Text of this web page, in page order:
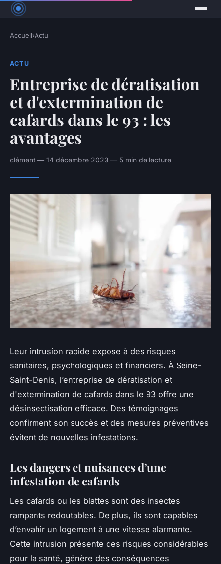
Accueil›Actu
ACTU
Entreprise de dératisation
et d'extermination de
cafards dans le 93 : les
avantages
clément — 14 décembre 2023 — 5 min de lecture
Leur intrusion rapide expose à des risques
sanitaires, psychologiques et financiers. À Seine-
Saint-Denis, l’entreprise de dératisation et
d'extermination de cafards dans le 93 offre une
désinsectisation efficace. Des témoignages
confirment son succès et des mesures préventives
évitent de nouvelles infestations.
Les dangers et nuisances d’une
infestation de cafards
Les cafards ou les blattes sont des insectes
rampants redoutables. De plus, ils sont capables
d’envahir un logement à une vitesse alarmante.
Cette intrusion présente des risques considérables
pour la santé, génère des conséquences